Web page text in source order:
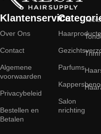
Klantenservice
Over Ons
Contact
Algemene
voorwaarden
Privacybeleid
Bestellen en
Betalen
Parfums
Salon
nrichting
Tools